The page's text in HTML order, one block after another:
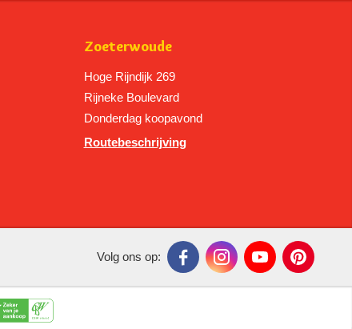
Zoeterwoude
Hoge Rijndijk 269
Rijneke Boulevard
Donderdag koopavond
Routebeschrijving
Volg ons op: